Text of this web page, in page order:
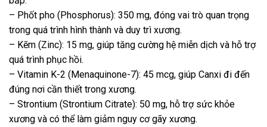
– Phốt pho (Phosphorus): 350 mg, đóng vai trò quan trọng
trong quá trình hình thành và duy trì xương.
– Kẽm (Zinc): 15 mg, giúp tăng cường hệ miễn dịch và hỗ trợ
quá trình phục hồi.
– Vitamin K-2 (Menaquinone-7): 45 mcg, giúp Canxi đi đến
đúng nơi cần thiết trong xương.
– Strontium (Strontium Citrate): 50 mg, hỗ trợ sức khỏe
xương và có thể làm giảm nguy cơ gãy xương.